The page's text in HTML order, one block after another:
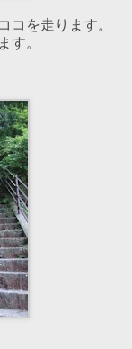
コを走ります。
す。